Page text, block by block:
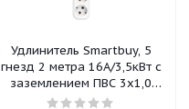
Удлинитель Smartbuy, 5
гнезд 2 метра 16А/3,5кВт с
заземлением ПВС 3х1,0
(SBE-16-5-02-Z)